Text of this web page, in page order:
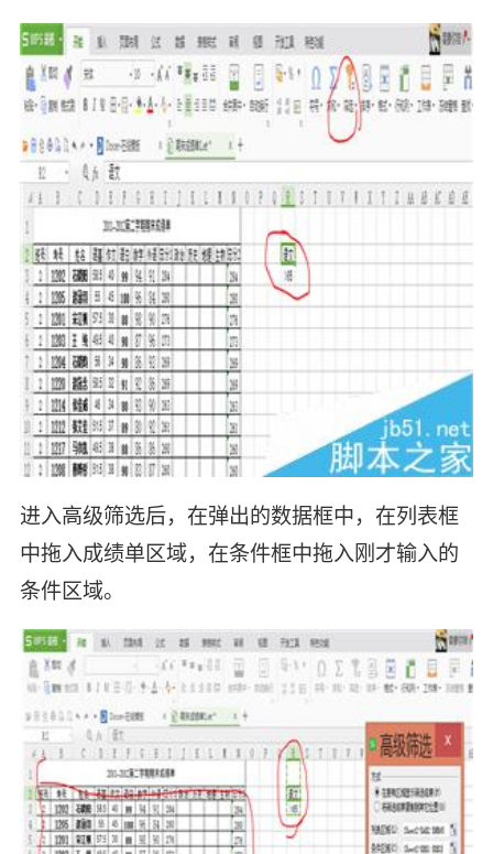
进入高级筛选后，在弹出的数据框中，在列表框
中拖入成绩单区域，在条件框中拖入刚才输入的
条件区域。